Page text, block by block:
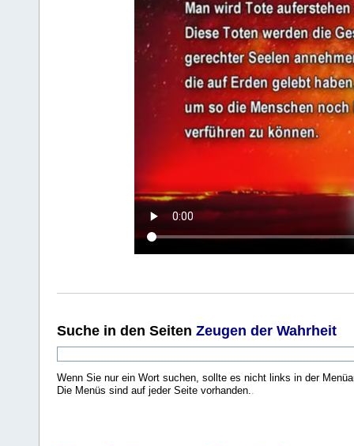
Suche in den Seiten Zeugen der Wahrheit
Wenn Sie nur ein Wort suchen, sollte es nicht links in der
Die Menüs sind auf jeder Seite vorhanden..